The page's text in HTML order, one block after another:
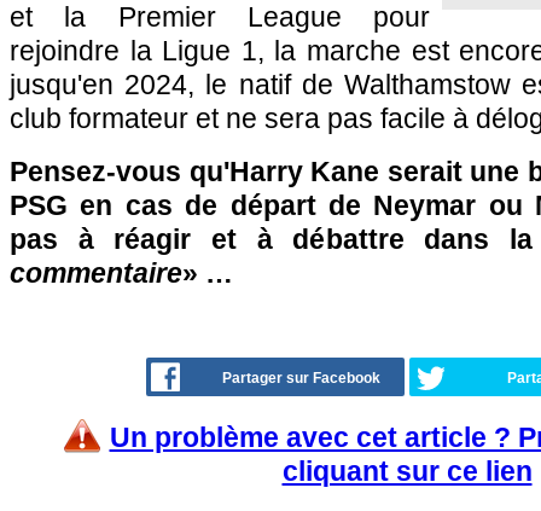
et la Premier League pour
rejoindre la Ligue 1, la marche est
jusqu'en 2024, le natif de Walthamstow
club formateur et ne sera pas facile à
Pensez-vous qu'Harry Kane serait une
PSG en cas de départ de Neymar ou
pas à réagir et à débattre dans
commentaire» …
Partager sur Facebook
Un problème avec cet article ?
cliquant sur ce lien